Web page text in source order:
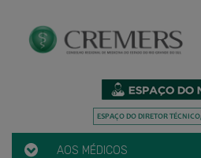
AOS MÉDICOS